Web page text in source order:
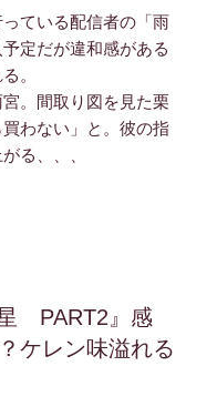
ている配信者の「雨
定だが違和感がある
。
。間取り図を見た栗
わない」と。彼の指
る、、、
PART2』感
レン味溢れる